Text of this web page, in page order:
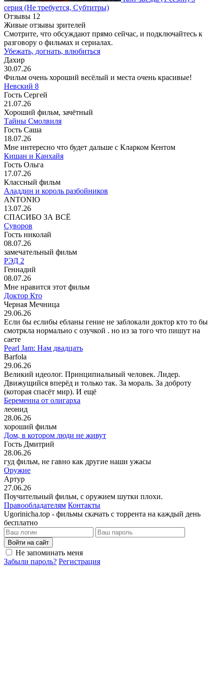
серия (Не требуется, Субтитры)
Отзывы 12
Живые отзывы зрителей
Смотрите, что обсуждают прямо сейчас, и подключайтесь к
разговору о фильмах и сериалах.
Убежать, догнать, влюбиться
Дахир
30.07.26
Фильм очень хороший весёлый и места очень красивые!
Невский 8
Гость Сергей
21.07.26
Хороший фильм, зачётный
Тайны Смолвиля
Гость Саша
18.07.26
Мне интересно что будет дальше с Кларком Кентом
Кишан и Канхайя
Гость Ольга
17.07.26
Классный фильм
Аладдин и король разбойников
ANTONIO
13.07.26
СПАСИБО ЗА ВСЁ
Суворов
Гость николай
08.07.26
замечательный фильм
РЭД 2
Геннадий
08.07.26
Мне нравится этот фильм
Доктор Кто
Черная Мечница
29.06.26
Если бы еслибы ебланы гение не заблокали доктор кто то бы
смотркла нормально с озучкой . но из за того что пишут на
саете
Pearl Jam: Нам двадцать
Barfola
29.06.26
Великий идеолог. Принципиальный человек. Лидер.
Движущийся вперёд и только так. За мораль. За доброту
(которая спасёт мир). И ещё
Беременна от олигарха
леонид
28.06.26
хороший фильм
Дом, в котором люди не живут
Гость Дмитрий
28.06.26
гуд фильм, не гавно как другие наши ужасы
Оружие
Артур
27.06.26
Поучительный фильм, с оружием шутки плохи.
Правообладателям Контакты
Ugorinicha.top - фильмы скачать с торрента на каждый день
бесплатно
Войти на сайт
Не запоминать меня
Забыли пароль? Регистрация